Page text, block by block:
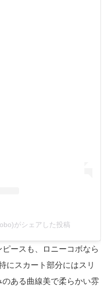
がシェアした投稿
ースも、ロニーコボなら
にスカート部分にはスリ
ある曲線美で柔らかい雰